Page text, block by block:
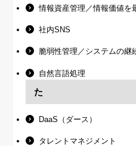
情報資産管理／情報価値を
社内SNS
脆弱性管理／システムの継
自然言語処理
た
DaaS（ダース）
タレントマネジメント